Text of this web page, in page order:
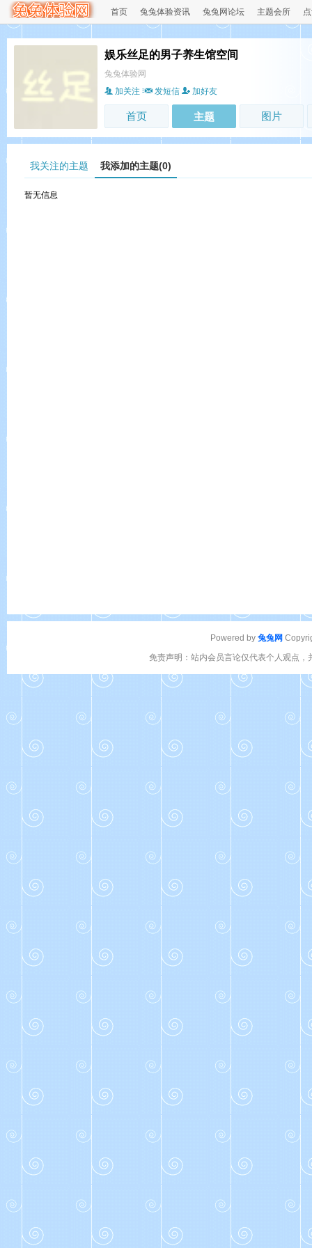
首页 兔兔体验资讯 兔兔网论坛 主题会所
娱乐丝足的男子养生馆空间
兔兔体验网
加关注
发短信 加好友
首页 主题 图片
我关注的主题 我添加的主题(0)
暂无信息
Powered by 兔兔网
免责声明：站内会员言论仅代表个人观点